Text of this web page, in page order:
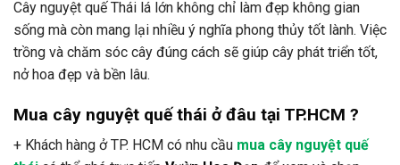
Cây nguyệt quế Thái lá lớn không chỉ làm đẹp không gian
sống mà còn mang lại nhiều ý nghĩa phong thủy tốt lành. Việc
trồng và chăm sóc cây đúng cách sẽ giúp cây phát triển tốt,
nở hoa đẹp và bền lâu.
Mua cây nguyệt quế thái ở đâu tại TP.HCM ?
+ Khách hàng ở TP. HCM có nhu cầu mua cây nguyệt quế